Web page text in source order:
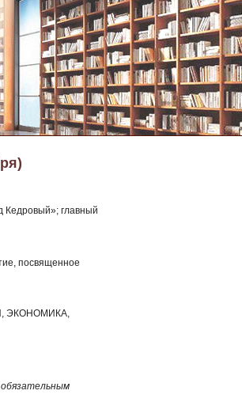
Кедровый»; главный
посвященное
ЭКОНОМИКА,
обязательным